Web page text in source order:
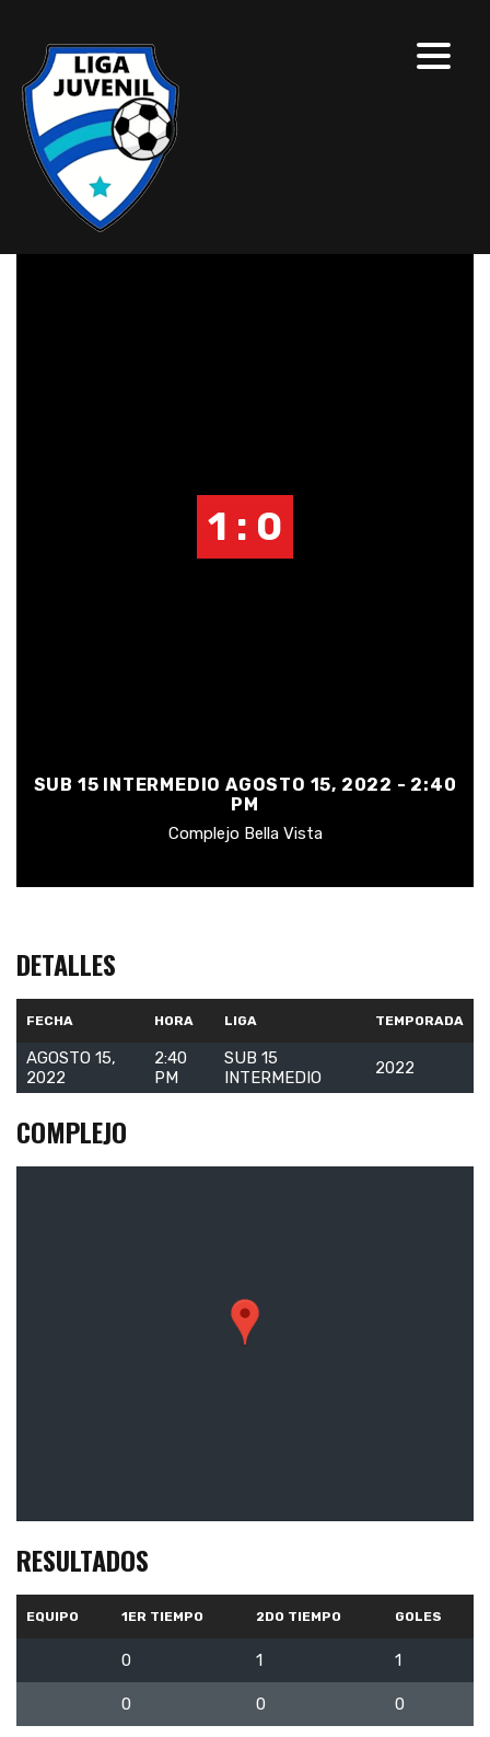
1 : 0
SUB 15 INTERMEDIO AGOSTO 15, 2022 - 2:40
PM
Complejo Bella Vista
DETALLES
FECHA HORA LIGA TEMPORADA
AGOSTO 15,
2022
2:40
PM
SUB 15
INTERMEDIO
2022
COMPLEJO
RESULTADOS
EQUIPO 1ER TIEMPO 2DO TIEMPO GOLES
0 1 1
0 0 0